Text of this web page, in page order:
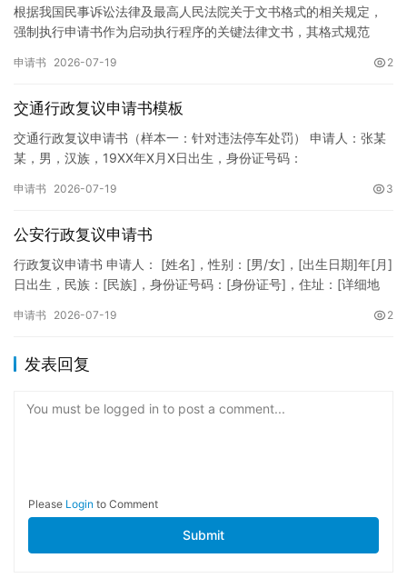
根据我国民事诉讼法律及最高人民法院关于文书格式的相关规定，
强制执行申请书作为启动执行程序的关键法律文书，其格式规范
纸张与…
申请书 2026-07-19 2
交通行政复议申请书模板
交通行政复议申请书（样本一：针对违法停车处罚） 申请人：张某
某，男，汉族，19XX年X月X日出生，身份证号码：
申请书 2026-07-19 3
公安行政复议申请书
行政复议申请书 申请人： [姓名]，性别：[男/女]，[出生日期]年[月]
日出生，民族：[民族]，身份证号码：[身份证号]，住址：[详细地
申请书 2026-07-19 2
发表回复
You must be logged in to post a comment...
Please Login to Comment
Submit